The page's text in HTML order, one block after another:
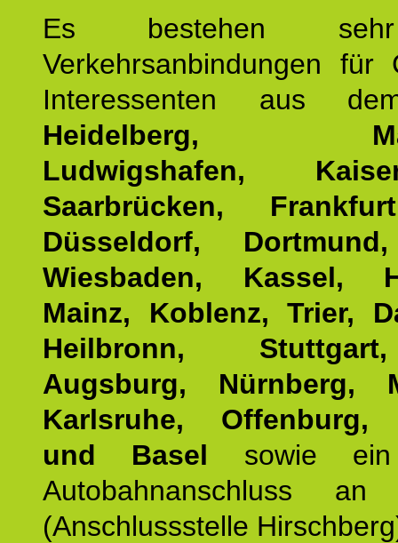
Es bestehen
Verkehrsanbindungen für
Interessenten aus
Heidelberg,
Ludwigshafen,
Saarbrücken,
Düsseldorf,
Wiesbaden, Kassel,
Mainz, Koblenz, Trier,
Heilbronn,
Augsburg, Nürnberg,
Karlsruhe, Offenburg,
und Basel sowie ein
Autobahnanschluss
(Anschlussstelle